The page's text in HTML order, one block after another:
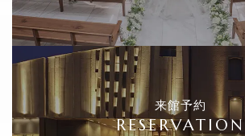
来館予約
RESERVATION